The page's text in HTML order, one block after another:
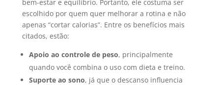
bem-estar e equilíbrio. Portanto, ele costuma ser
escolhido por quem quer melhorar a rotina e não
apenas “cortar calorias”. Entre os benefícios mais
citados, estão:
Apoio ao controle de peso, principalmente
quando você combina o uso com dieta e treino.
Suporte ao sono, já que o descanso influencia